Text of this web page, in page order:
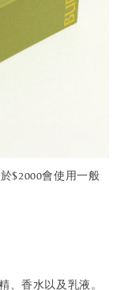
$2000會使用一般
、香水以及乳液。